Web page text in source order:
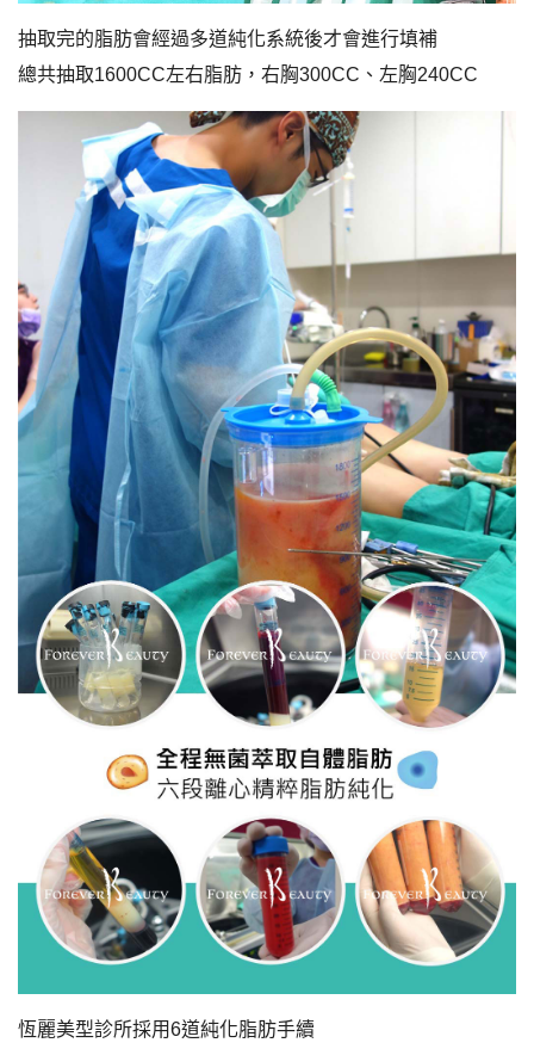
抽取完的脂肪會經過多道純化系統後才會進行填補
總共抽取1600CC左右脂肪，右胸300CC、左胸240CC
恆麗美型診所採用6道純化脂肪手續